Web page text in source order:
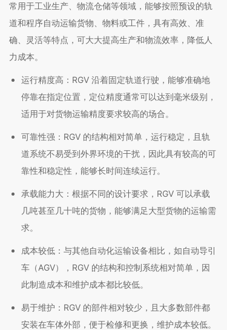
常用于工业生产、物流仓储等领域，能够按照预设的轨
道和程序自动运输货物、物料或工件，具有高效、准
确、灵活等特点，可大大提高生产和物流效率，降低人
力成本。
运行精度高：RGV 沿着固定轨道行驶，能够准确地
停靠在指定位置，定位精度通常可以达到毫米级别，
适用于对货物运输精度要求较高的场合。
可靠性强：RGV 的结构相对简单，运行稳定，且轨
道系统不易受到外界环境的干扰，因此具有较高的可
靠性和稳定性，能够长时间连续运行。
承载能力大：根据不同的设计要求，RGV 可以承载
几吨甚至几十吨的货物，能够满足大型货物的运输需
求。
成本较低：与其他自动化运输设备相比，如自动导引
车（AGV），RGV 的结构和控制系统相对简单，因
此制造成本和维护成本都比较低。
易于维护：RGV 的部件相对较少，且大多数部件都
安装在车体外部，便于检修和更换，维护成本较低。